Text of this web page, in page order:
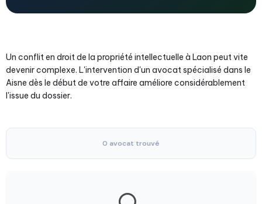
Un conflit en droit de la propriété intellectuelle à Laon peut vite
devenir complexe. L'intervention d'un avocat spécialisé dans le
Aisne dès le début de votre affaire améliore considérablement
l'issue du dossier.
0 avocat trouvé